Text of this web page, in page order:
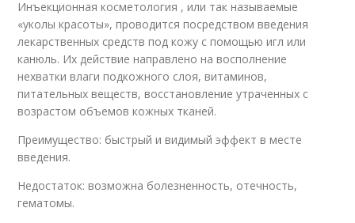
Инъекционная косметология , или так называемые
«уколы красоты», проводится посредством введения
лекарственных средств под кожу с помощью игл или
канюль. Их действие направлено на восполнение
нехватки влаги подкожного слоя, витаминов,
питательных веществ, восстановление утраченных с
возрастом объемов кожных тканей.
Преимущество: быстрый и видимый эффект в месте
введения.
Недостаток: возможна болезненность, отечность,
гематомы.